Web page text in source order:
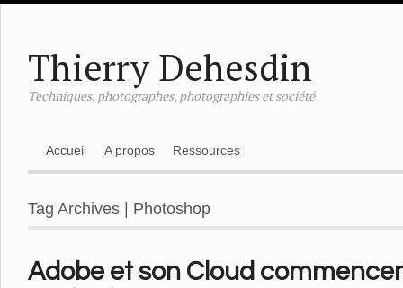
Thierry Dehesdin
Techniques, photographes, photographies et société
Accueil A propos Ressources
Tag Archives | Photoshop
Adobe et son Cloud